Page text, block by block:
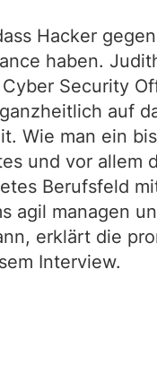
Hacker
haben.
Security
auf
Wie man ein
und vor allem
Berufsfeld
agil managen
erklärt die
Interview.